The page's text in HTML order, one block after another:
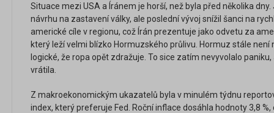
Situace mezi USA a Íránem je horší, než byla před několika
návrhu na zastavení války, ale poslední vývoj snížil šanci na
americké cíle v regionu, což Írán prezentuje jako odvetu za
který leží velmi blízko Hormuzského průlivu. Hormuz stále
logické, že ropa opět zdražuje. To sice zatím nevyvolalo
vrátila.
Z makroekonomickým ukazatelů byla v minulém týdnu
index, který preferuje Fed. Roční inflace dosáhla hodnoty 3,8